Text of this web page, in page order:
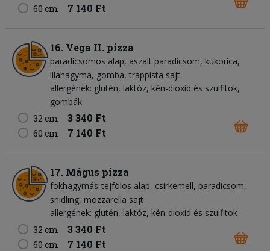
60 cm 7 140 Ft
16. Vega II. pizza
paradicsomos alap aszalt paradicsom kukorica
lilahagyma gomba trappista sajt
allergének: glutén, laktóz, kén-dioxid és szulfitok,
gombák
32 cm
3 340 Ft
60 cm 7 140 Ft
17. Mágus pizza
fokhagymás-tejfölös alap csirkemell paradicsom
snidling mozzarella sajt
allergének: glutén, laktóz, kén-dioxid és szulfitok
32 cm
3 340 Ft
60 cm 7 140 Ft